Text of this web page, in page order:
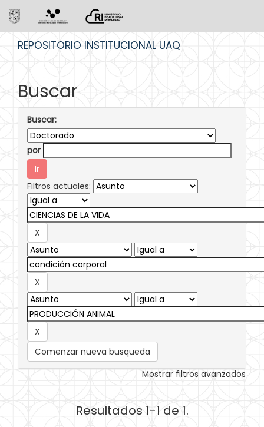
REPOSITORIO INSTITUCIONAL UAQ
Buscar
Buscar:
por
Filtros actuales:
Comenzar nueva busqueda
Mostrar filtros avanzados
Resultados 1-1 de 1.